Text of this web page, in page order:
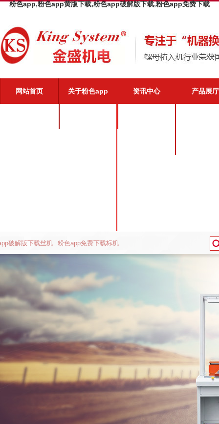
粉色app,粉色app黄版下载,粉色app破解版下载,粉色app免费下载
网站首页 关于粉色app 资讯中心 产品展厅
破解版下载丝机 粉色app免费下载标机